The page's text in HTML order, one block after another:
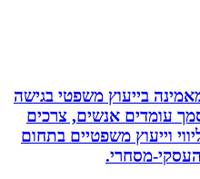
בייעוץ משפטי בגישה
אנשים, צרכים
משפטיים בתחום
מסחרי.